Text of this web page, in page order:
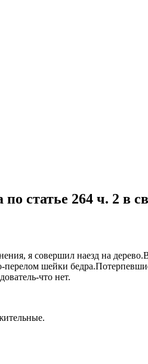
статье 264 ч. 2 в
я совершил наезд на
перелом шейки
что нет.